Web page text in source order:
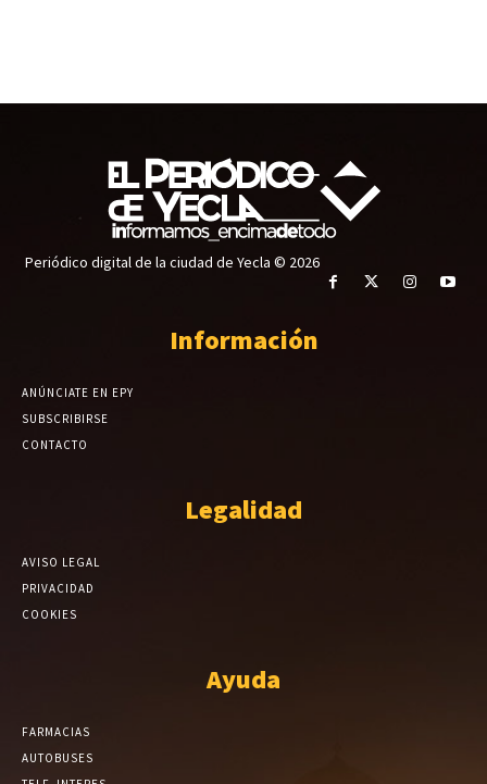
Periódico digital de la ciudad de Yecla © 2026
Información
ANÚNCIATE EN EPY
SUBSCRIBIRSE
CONTACTO
Legalidad
AVISO LEGAL
PRIVACIDAD
COOKIES
Ayuda
FARMACIAS
AUTOBUSES